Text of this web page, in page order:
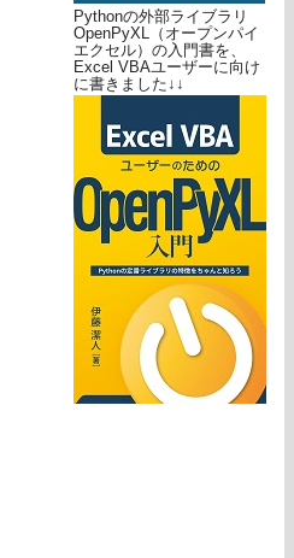
Pythonの外部ライブラリ
OpenPyXL（オープンパイ
エクセル）の入門書を、
Excel VBAユーザーに向け
に書きました↓↓